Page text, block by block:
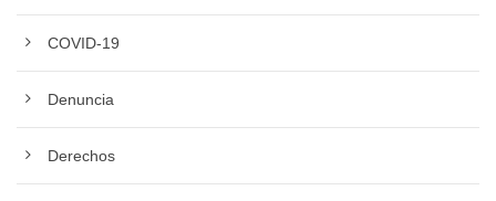
COVID-19
Denuncia
Derechos